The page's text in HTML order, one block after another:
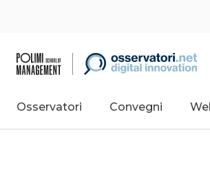
Osservatori Convegni